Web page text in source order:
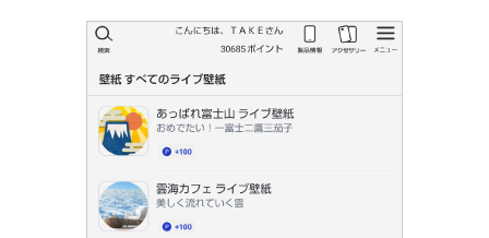
ルーター / 電話ユニット